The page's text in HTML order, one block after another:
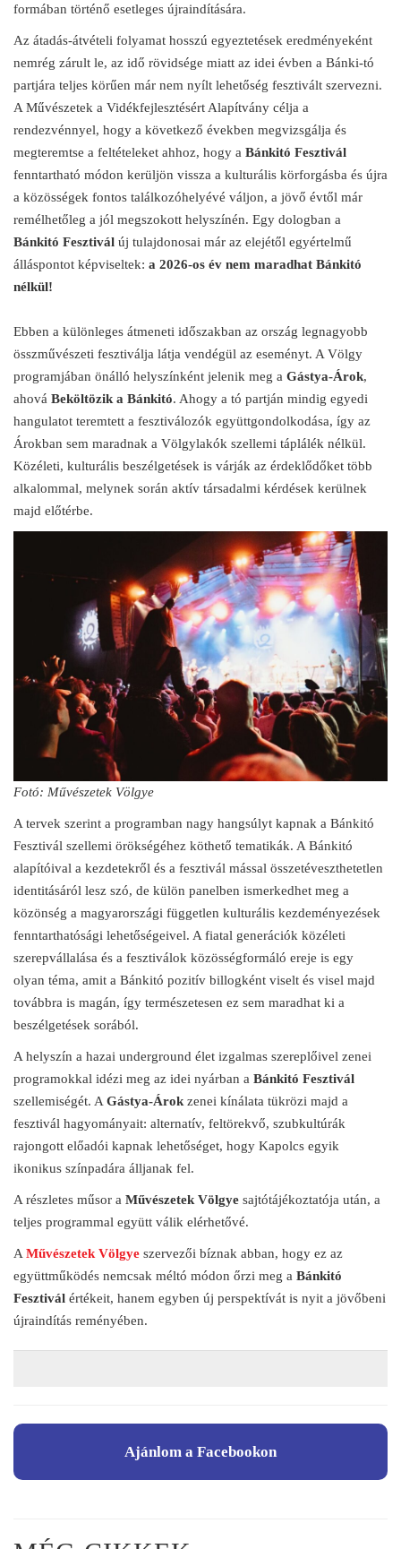
formában történő esetleges újraindítására.
Az átadás-átvételi folyamat hosszú egyeztetések eredményeként
nemrég zárult le, az idő rövidsége miatt az idei évben a Bánki-tó
partjára teljes körűen már nem nyílt lehetőség fesztivált szervezni.
A Művészetek a Vidékfejlesztésért Alapítvány célja a
rendezvénnyel, hogy a következő években megvizsgálja és
megteremtse a feltételeket ahhoz, hogy a Bánkitó Fesztivál
fenntartható módon kerüljön vissza a kulturális körforgásba és újra
a közösségek fontos találkozóhelyévé váljon, a jövő évtől már
remélhetőleg a jól megszokott helyszínén. Egy dologban a
Bánkitó Fesztivál új tulajdonosai már az elejétől egyértelmű
álláspontot képviseltek: a 2026-os év nem maradhat Bánkitó
nélkül!
Ebben a különleges átmeneti időszakban az ország legnagyobb
összművészeti fesztiválja látja vendégül az eseményt. A Völgy
programjában önálló helyszínként jelenik meg a Gástya-Árok,
ahová Beköltözik a Bánkitó. Ahogy a tó partján mindig egyedi
hangulatot teremtett a fesztiválozók együttgondolkodása, így az
Árokban sem maradnak a Völgylakók szellemi táplálék nélkül.
Közéleti, kulturális beszélgetések is várják az érdeklődőket több
alkalommal, melynek során aktív társadalmi kérdések kerülnek
majd előtérbe.
Fotó: Művészetek Völgye
A tervek szerint a programban nagy hangsúlyt kapnak a Bánkitó
Fesztivál szellemi örökségéhez köthető tematikák. A Bánkitó
alapítóival a kezdetekről és a fesztivál mással összetéveszthetetlen
identitásáról lesz szó, de külön panelben ismerkedhet meg a
közönség a magyarországi független kulturális kezdeményezések
fenntarthatósági lehetőségeivel. A fiatal generációk közéleti
szerepvállalása és a fesztiválok közösségformáló ereje is egy
olyan téma, amit a Bánkitó pozitív billogként viselt és visel majd
továbbra is magán, így természetesen ez sem maradhat ki a
beszélgetések sorából.
A helyszín a hazai underground élet izgalmas szereplőivel zenei
programokkal idézi meg az idei nyárban a Bánkitó Fesztivál
szellemiségét. A Gástya-Árok zenei kínálata tükrözi majd a
fesztivál hagyományait: alternatív, feltörekvő, szubkultúrák
rajongott előadói kapnak lehetőséget, hogy Kapolcs egyik
ikonikus színpadára álljanak fel.
A részletes műsor a Művészetek Völgye sajtótájékoztatója után, a
teljes programmal együtt válik elérhetővé.
A Művészetek Völgye szervezői bíznak abban, hogy ez az
együttműködés nemcsak méltó módon őrzi meg a Bánkitó
Fesztivál értékeit, hanem egyben új perspektívát is nyit a jövőbeni
újraindítás reményében.
Ajánlom a Facebookon